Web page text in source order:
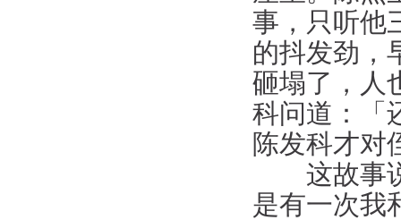
事，只听他
的抖发劲，
砸塌了，人
科问道：「
陈发科才对
这故事说
是有一次我